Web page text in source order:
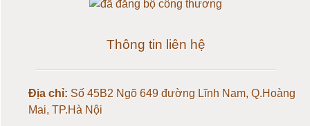
Loadcell 100kg
Thông tin liên hệ
Địa chỉ: Số 45B2 Ngõ 649 đường Lĩnh Nam, Q.Hoàng
Mai, TP.Hà Nội